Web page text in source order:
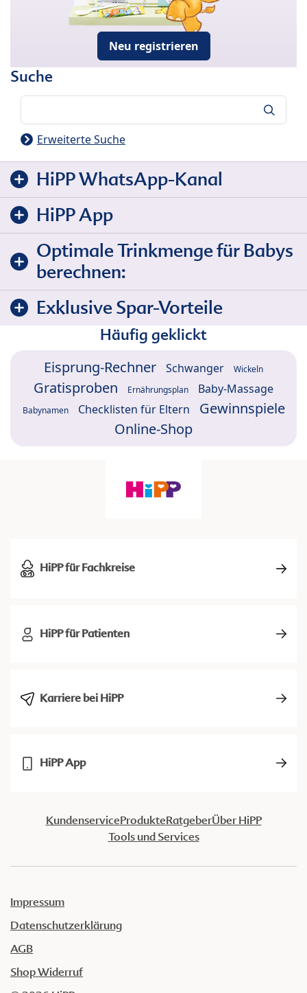
Neu registrieren
Suche
Erweiterte Suche
HiPP WhatsApp-Kanal
HiPP App
Optimale Trinkmenge für Babys
berechnen:
Exklusive Spar-Vorteile
Häufig geklickt
Eisprung-Rechner Schwanger Wickeln
Gratisproben Ernährungsplan Baby-Massage
Babynamen Checklisten für Eltern
Gewinnspiele
Online-Shop
HiPP für Fachkreise
HiPP für Patienten
Karriere bei HiPP
HiPP App
KundenserviceProdukteRatgeberÜber HiPP
Tools und Services
Impressum
Datenschutzerklärung
AGB
Shop Widerruf